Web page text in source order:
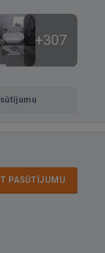
+307
PASŪTĪJUMU